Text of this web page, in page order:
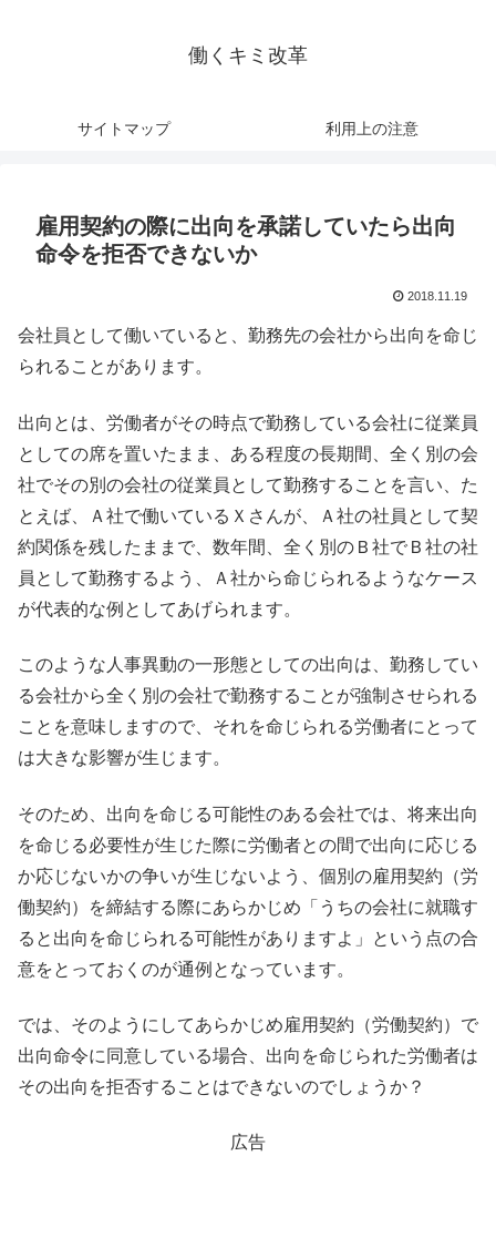
働くキミ改革
サイトマップ 利用上の注意
雇用契約の際に出向を承諾していたら出向
命令を拒否できないか
2018.11.19
会社員として働いていると、勤務先の会社から出向を命じ
られることがあります。
出向とは、労働者がその時点で勤務している会社に従業員
としての席を置いたまま、ある程度の長期間、全く別の会
社でその別の会社の従業員として勤務することを言い、た
とえば、Ａ社で働いているＸさんが、Ａ社の社員として契
約関係を残したままで、数年間、全く別のＢ社でＢ社の社
員として勤務するよう、Ａ社から命じられるようなケース
が代表的な例としてあげられます。
このような人事異動の一形態としての出向は、勤務してい
る会社から全く別の会社で勤務することが強制させられる
ことを意味しますので、それを命じられる労働者にとって
は大きな影響が生じます。
そのため、出向を命じる可能性のある会社では、将来出向
を命じる必要性が生じた際に労働者との間で出向に応じる
か応じないかの争いが生じないよう、個別の雇用契約（労
働契約）を締結する際にあらかじめ「うちの会社に就職す
ると出向を命じられる可能性がありますよ」という点の合
意をとっておくのが通例となっています。
では、そのようにしてあらかじめ雇用契約（労働契約）で
出向命令に同意している場合、出向を命じられた労働者は
その出向を拒否することはできないのでしょうか？
広告